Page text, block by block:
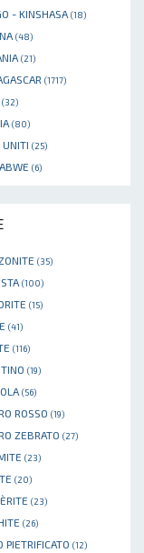
- KINSHASA (18)
(48)
(21)
(1717)
(32)
(80)
UNITI (25)
(6)
(35)
(100)
(15)
(41)
(116)
(19)
(56)
ROSSO (19)
ZEBRATO (27)
(23)
(20)
(23)
(26)
PIETRIFICATO (12)